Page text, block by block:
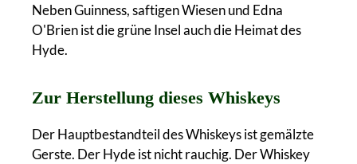
Neben Guinness, saftigen Wiesen und Edna
O'Brien ist die grüne Insel auch die Heimat des
Hyde.
Zur Herstellung dieses Whiskeys
Der Hauptbestandteil des Whiskeys ist gemälzte
Gerste. Der Hyde ist nicht rauchig. Der Whiskey